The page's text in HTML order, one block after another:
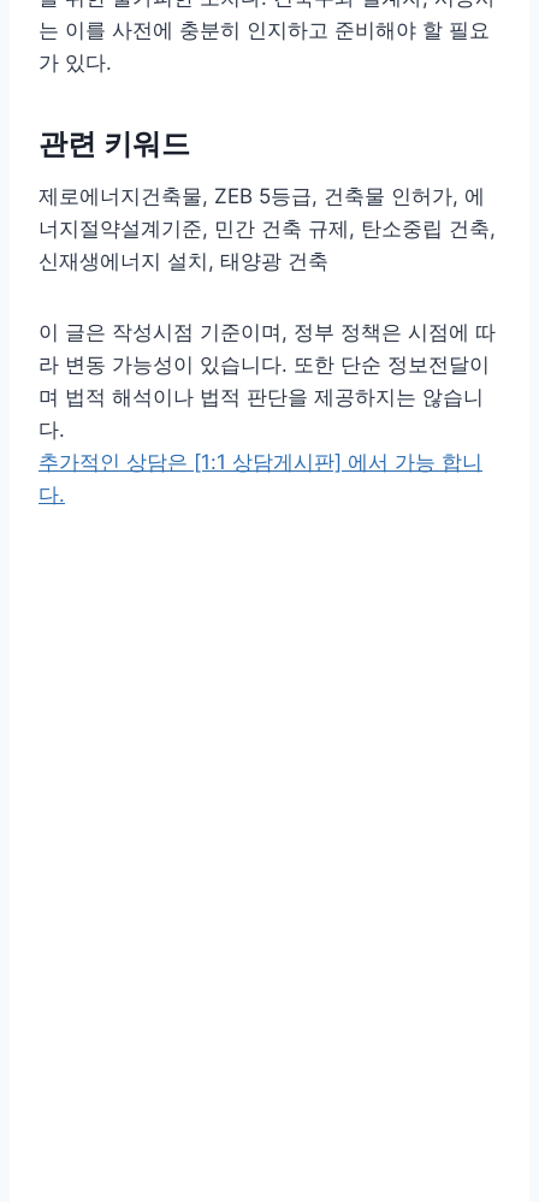
는 이를 사전에 충분히 인지하고 준비해야 할 필요
가 있다.
관련 키워드
제로에너지건축물, ZEB 5등급, 건축물 인허가, 에
너지절약설계기준, 민간 건축 규제, 탄소중립 건축,
신재생에너지 설치, 태양광 건축
이 글은 작성시점 기준이며, 정부 정책은 시점에 따
라 변동 가능성이 있습니다. 또한 단순 정보전달이
며 법적 해석이나 법적 판단을 제공하지는 않습니
다.
추가적인 상담은 [1:1 상담게시판] 에서 가능 합니
다.